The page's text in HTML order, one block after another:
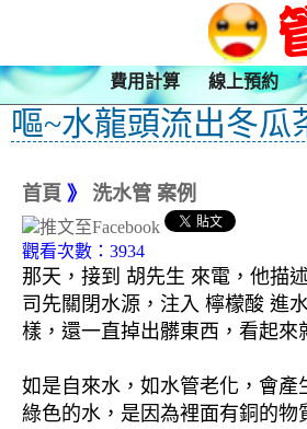
費用計算 線上預約
嘔~水龍頭流出冬瓜
首頁 》 洗水管 案例
觀看次數：3934
那天，接到 胡先生 來電，他描
司先關閉水源，注入 檸檬酸 進
樣，還一直掉出髒東西，看起來
如是自來水，如水管老化，會
綠色的水，是因為裡面有銅的